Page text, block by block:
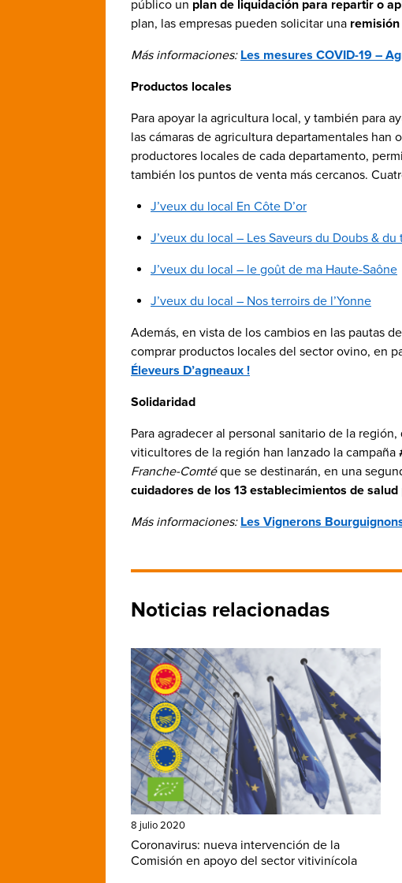
público un plan de liquidación para repartir o
plan, las empresas pueden solicitar una
Más informaciones: Les mesures COVID-19 –
Productos locales
Para apoyar la agricultura local, y también para
las cámaras de agricultura departamentales han
productores locales de cada departamento,
también los puntos de venta más cercanos.
J’veux du local En Côte D’or
J’veux du local – Les Saveurs du Doubs &
J’veux du local – le goût de ma Haute-Saône
J’veux du local – Nos terroirs de l’Yonne
Además, en vista de los cambios en las pautas
comprar productos locales del sector ovino, en
Éleveurs D’agneaux !
Solidaridad
Para agradecer al personal sanitario de la
viticultores de la región han lanzado la campaña
Franche-Comtéque se destinarán, en una
cuidadores de los 13 establecimientos de
Más informaciones: Les Vignerons
Noticias relacionadas
8 julio 2020
Coronavirus: nueva intervención de la
Comisión en apoyo del sector vitivinícola